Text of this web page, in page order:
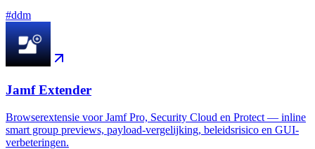
#ddm
Jamf Extender
Browserextensie voor Jamf Pro, Security Cloud en Protect — inline
smart group previews, payload-vergelijking, beleidsrisico en GUI-
verbeteringen.